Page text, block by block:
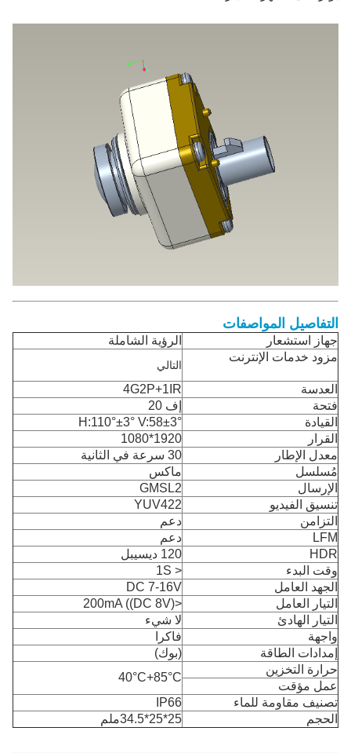
التفاصيل المواصفات
جهاز استشعار
الرؤية الشاملة
مزود خدمات الإنترنت
التالي
العدسة
4G2P+1IR
فتحة
إف 20
القيادة
H:110°±3° V:58±3°
القرار
1920*1080
معدل الإطار
30 سرعة في الثانية
مُسلسل
ماكس
الإرسال
GMSL2
تنسيق الفيديو
YUV422
التزامن
دعم
LFM
دعم
HDR
120 ديسيبل
وقت البدء
< 1S
الجهد العامل
DC 7-16V
التيار العامل
<200mA ((DC 8V)
التيار الهادئ
لا شيء
واجهة
فاكرا
إمدادات الطاقة
(بوك)
حرارة التخزين
40°C+85°C
عمل مؤقت
تصنيف مقاومة للماء
IP66
الحجم
25*25*34.5ملم